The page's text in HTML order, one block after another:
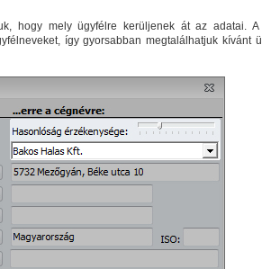
hogy mely ügyfélre kerüljenek át az adatai. A
így gyorsabban megtalálhatjuk kívánt